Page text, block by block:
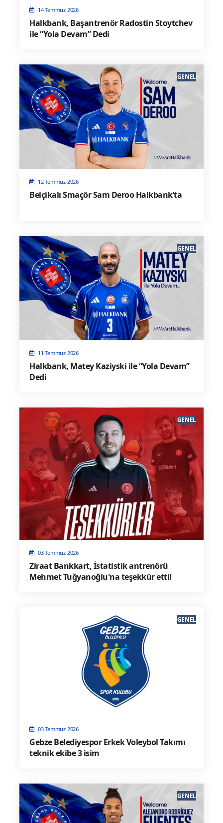
14 Temmuz 2026
Halkbank, Başantrenör Radostin Stoytchev
ile “Yola Devam” Dedi
12 Temmuz 2026
Belçikalı Smaçör Sam Deroo Halkbank’ta
GENEL
11 Temmuz 2026
Halkbank, Matey Kaziyski ile “Yola Devam”
Dedi
GENEL
03 Temmuz 2026
Ziraat Bankkart, İstatistik antrenörü
Mehmet Tuğyanoğlu'na teşekkür etti!
GENEL
03 Temmuz 2026
Gebze Belediyespor Erkek Voleybol Takımı
teknik ekibe 3 isim
GENEL
GENEL